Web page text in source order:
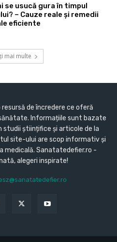
se usucă gura în timpul
– Cauze reale și remedii
eficiente
mai multe
de încredere ce oferă
Informațiile sunt bazate
studii științifice și articole de la
site-ului are scop informativ și
medicală. Sanatatedefier.ro -
alegeri inspirate!